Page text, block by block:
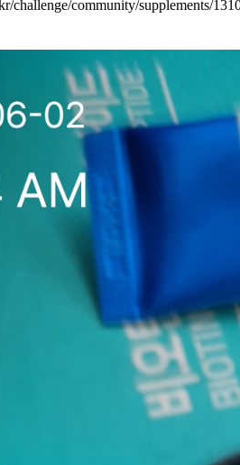
challenge/community/supplements/